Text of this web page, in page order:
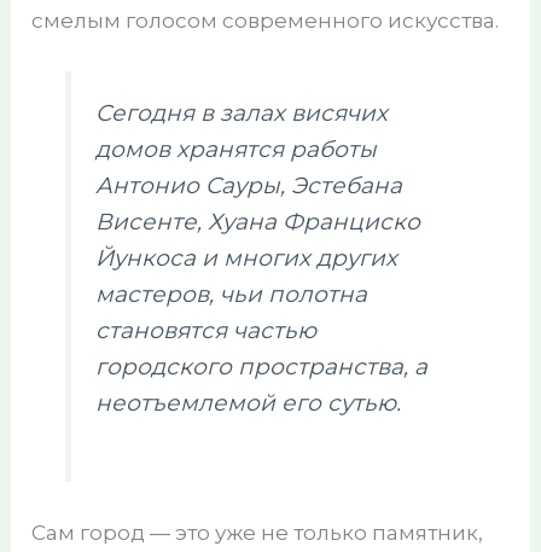
смелым голосом современного искусства.
Сегодня в залах висячих
домов хранятся работы
Антонио Сауры, Эстебана
Висенте, Хуана Франциско
Йункоса и многих других
мастеров, чьи полотна
становятся частью
городского пространства, а
неотъемлемой его сутью.
Сам город — это уже не только памятник,